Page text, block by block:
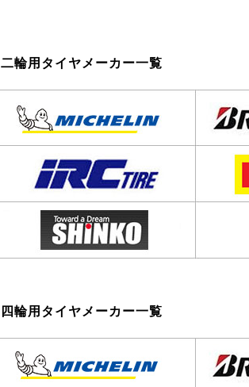
二輪用タイヤメーカー一覧
四輪用タイヤメーカー一覧